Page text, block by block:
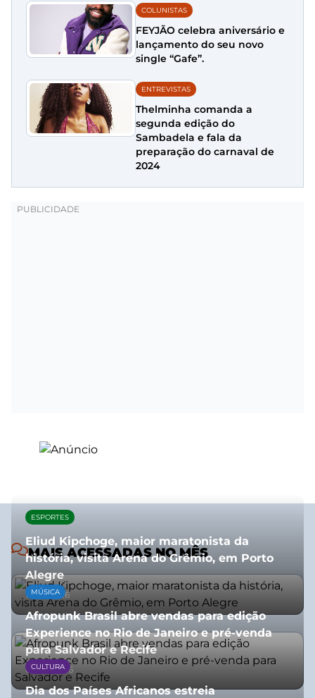
COLUNISTAS
FEYJÃO celebra aniversário e
lançamento do seu novo
single “Gafe”.
ENTREVISTAS
Thelminha comanda a
segunda edição do
Sambadela e fala da
preparação do carnaval de
2024
MAIS ACESSADAS NO MÊS
ESPORTES
Eliud Kipchoge, maior maratonista da
história, visita Arena do Grêmio, em Porto
Alegre
10/07/2026
MÚSICA
Afropunk Brasil abre vendas para edição
Experience no Rio de Janeiro e pré-venda
para Salvador e Recife
03/08/2026
CULTURA
Dia dos Países Africanos estreia